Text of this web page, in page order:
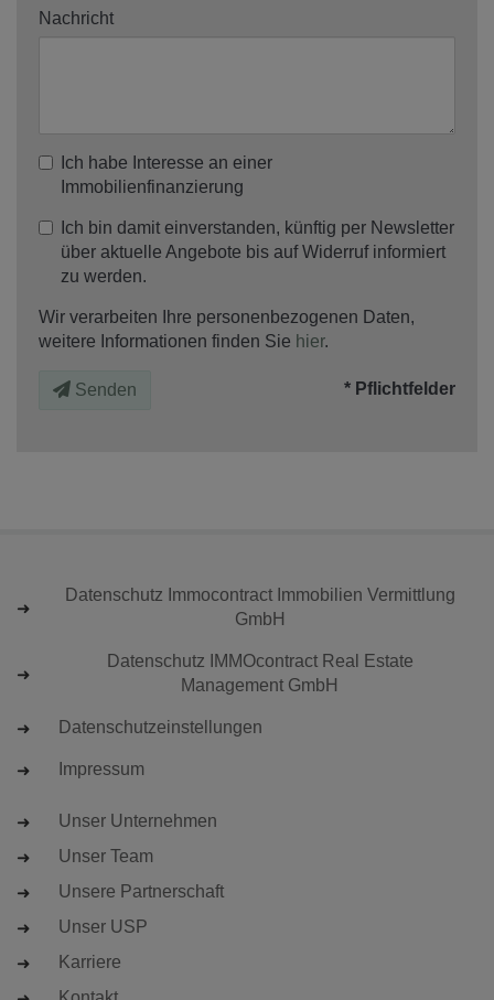
Nachricht
Ich habe Interesse an einer
Immobilienfinanzierung
Ich bin damit einverstanden, künftig per Newsletter
über aktuelle Angebote bis auf Widerruf informiert
zu werden.
Wir verarbeiten Ihre personenbezogenen Daten,
weitere Informationen finden Sie hier.
Senden * Pflichtfelder
Datenschutz Immocontract Immobilien Vermittlung
GmbH
Datenschutz IMMOcontract Real Estate
Management GmbH
Datenschutzeinstellungen
Impressum
Unser Unternehmen
Unser Team
Unsere Partnerschaft
Unser USP
Karriere